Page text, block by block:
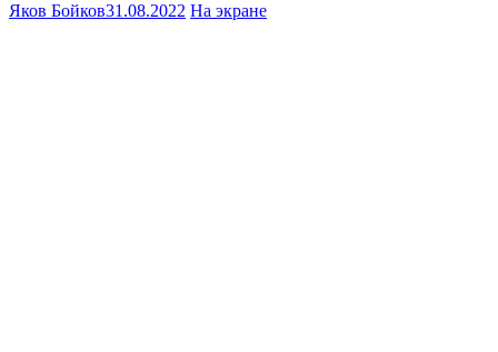
Яков Бойков31.08.2022 На экране